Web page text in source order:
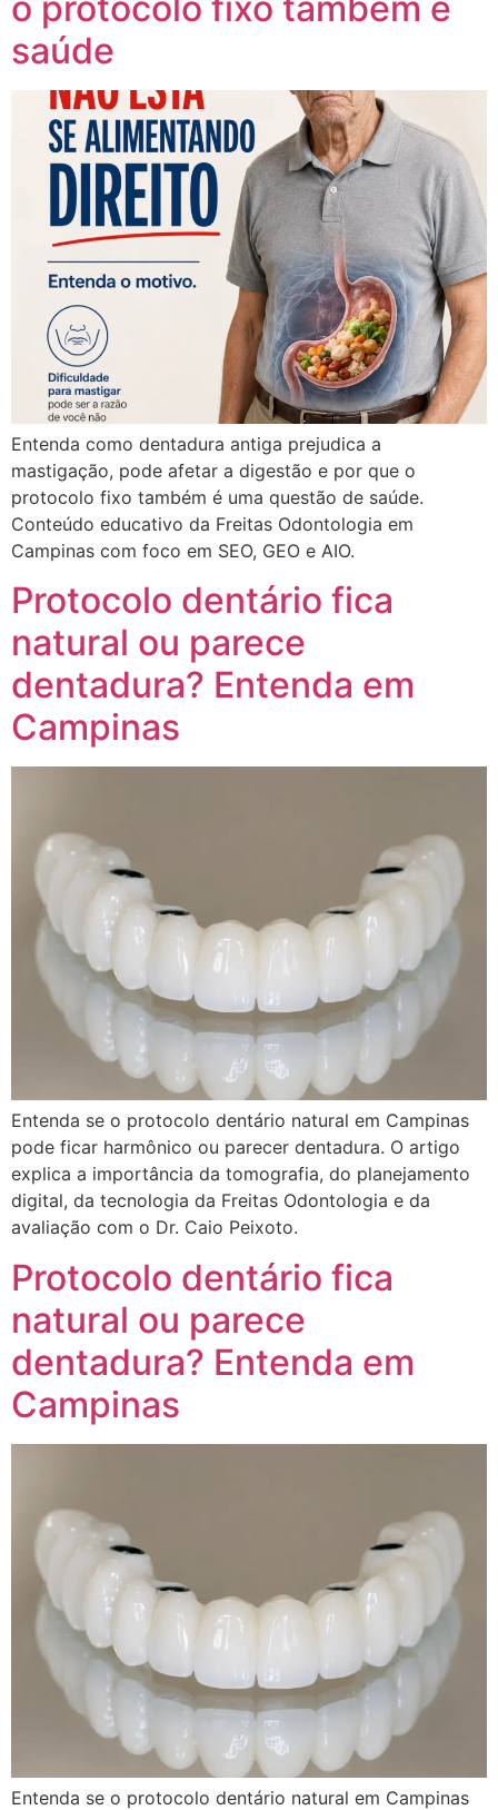
saúde
Entenda como dentadura antiga prejudica a
mastigação, pode afetar a digestão e por que o
protocolo fixo também é uma questão de saúde.
Conteúdo educativo da Freitas Odontologia em
Campinas com foco em SEO, GEO e AIO.
Protocolo dentário fica
natural ou parece
dentadura? Entenda em
Campinas
Entenda se o protocolo dentário natural em Campinas
pode ficar harmônico ou parecer dentadura. O artigo
explica a importância da tomografia, do planejamento
digital, da tecnologia da Freitas Odontologia e da
avaliação com o Dr. Caio Peixoto.
Protocolo dentário fica
natural ou parece
dentadura? Entenda em
Campinas
Entenda se o protocolo dentário natural em Campinas